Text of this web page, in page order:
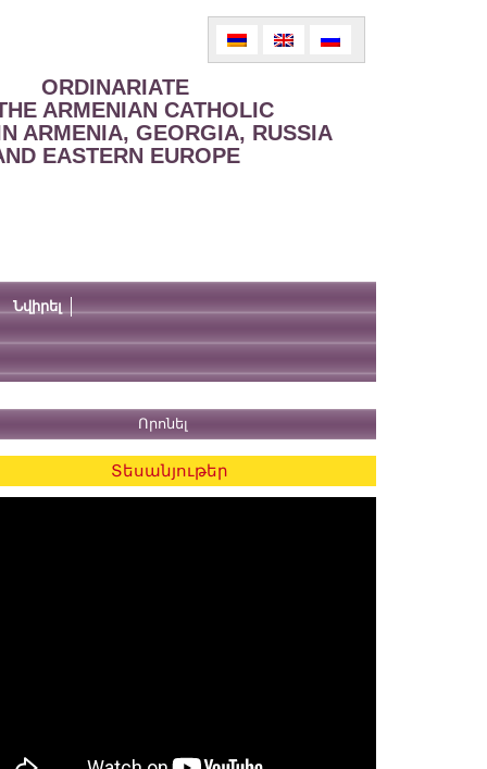
ORDINARIATE
ARMENIAN CATHOLIC
ARMENIA, GEORGIA, RUSSIA
EASTERN EUROPE
Նվիրել
Տեսանյութեր